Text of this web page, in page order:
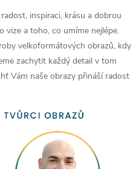
inspiraci, krásu a dobrou
vize a toho, co umíme nejlépe.
velkoformátových obrazů, kdy
zachytit každý detail v tom
Vám naše obrazy přináší radost